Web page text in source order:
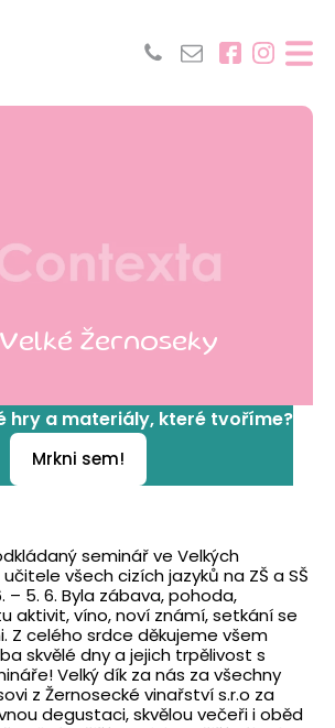
Žernoseky
hry a materiály, které tvoříme?
Mrkni sem!
seminář ve Velkých
všech cizích jazyků na ZŠ a SŠ
– 5. 6. Byla zábava, pohoda,
aktivit, víno, noví známí, setkání se
Z celého srdce děkujeme všem
skvělé dny a jejich trpělivost s
Velký dík za nás za všechny
z Žernosecké vinařství s.r.o za
degustaci, skvělou večeři i oběd